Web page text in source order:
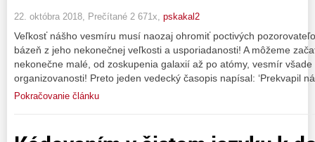
22. októbra 2018, Prečítané 2 671x, pskakal2
Veľkosť nášho vesmíru musí naozaj ohromiť poctivých
bázeň z jeho nekonečnej veľkosti a usporiadanosti! A môžeme
nekonečne malé, od zoskupenia galaxií až po atómy, vesmír
organizovanosti! Preto jeden vedecký časopis napísal: ‘Prekvapil
Pokračovanie článku